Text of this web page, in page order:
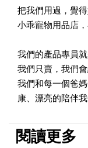
把我們用過，覺
小乖寵物用品店
我們的產品專員
我們只賣，我們
我們和每一個爸
康、漂亮的陪伴我
閱讀更多